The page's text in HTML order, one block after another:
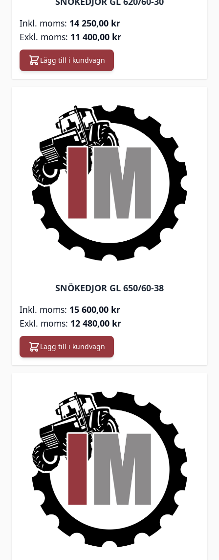
14 250,00 kr
11 400,00 kr
Lägg till i kundvagn
SNÖKEDJOR GL 650/60-38
15 600,00 kr
12 480,00 kr
Lägg till i kundvagn